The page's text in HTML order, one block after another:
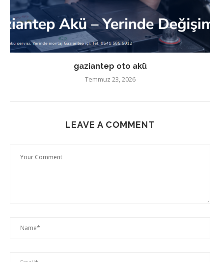
gaziantep oto akü
Temmuz 23, 2026
LEAVE A COMMENT